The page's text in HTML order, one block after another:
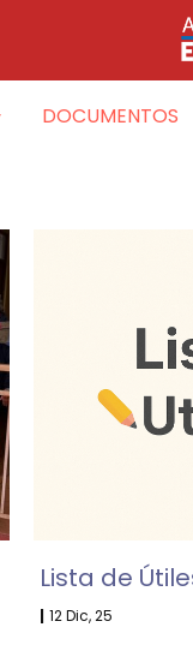
DOCUMENTOS
Lista de
| 12Dic, 25